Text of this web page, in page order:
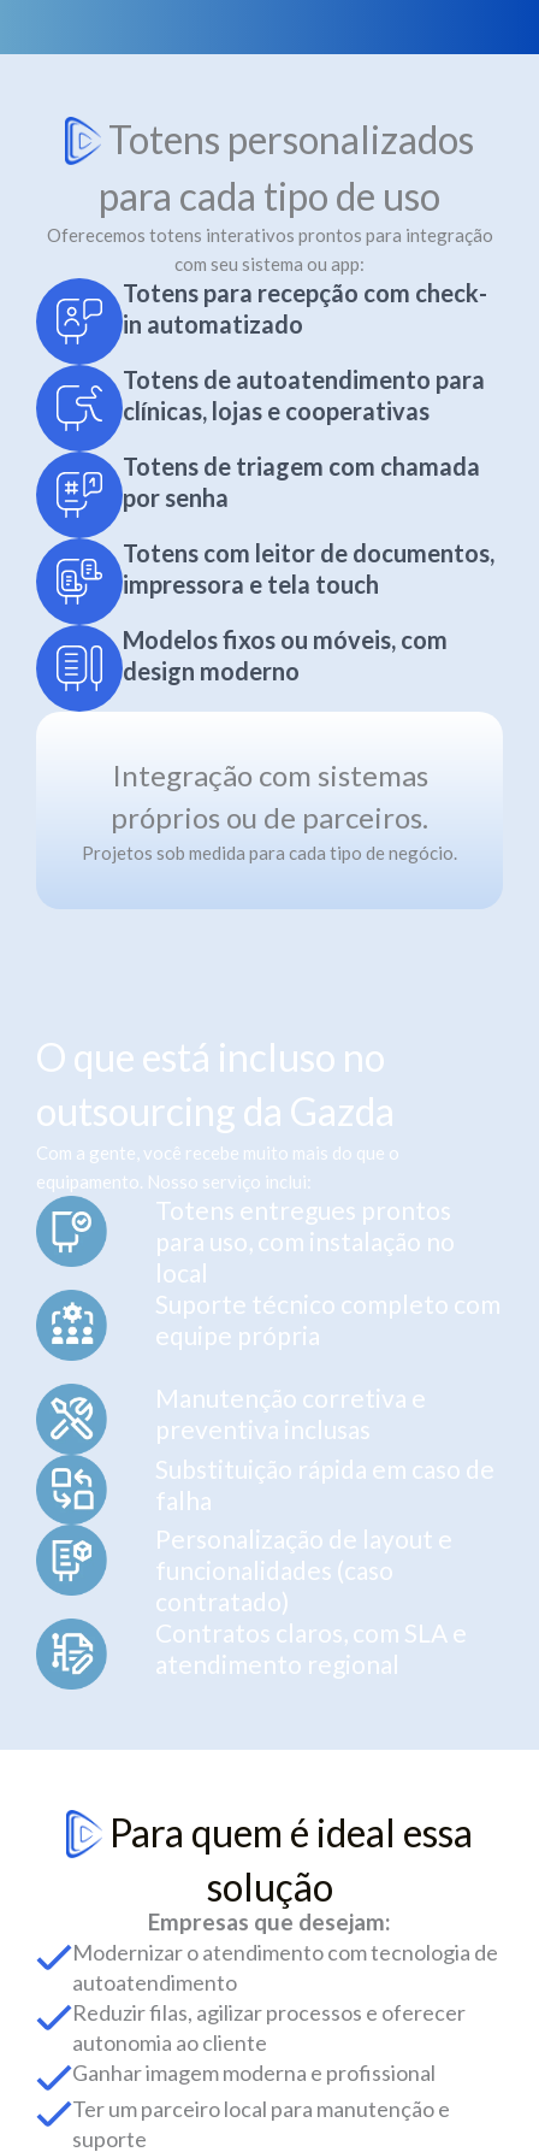
Totens personalizados
para cada tipo de uso
Oferecemos totens interativos prontos para integração
com seu sistema ou app:
Totens para recepção com check-
in automatizado
Totens de autoatendimento para
clínicas, lojas e cooperativas
Totens de triagem com chamada
por senha
Totens com leitor de documentos,
impressora e tela touch
Modelos fixos ou móveis, com
design moderno
Integração com sistemas
próprios ou de parceiros.
Projetos sob medida para cada tipo de negócio.
O que está incluso no
outsourcing da Gazda
Com a gente, você recebe muito mais do que o
equipamento. Nosso serviço inclui:
Totens entregues prontos
para uso, com instalação no
local
Suporte técnico completo com
equipe própria
Manutenção corretiva e
preventiva inclusas
Substituição rápida em caso de
falha
Personalização de layout e
funcionalidades (caso
contratado)
Contratos claros, com SLA e
atendimento regional
Para quem é ideal essa
solução
Empresas que desejam:
Modernizar o atendimento com tecnologia de
autoatendimento
Reduzir filas, agilizar processos e oferecer
autonomia ao cliente
Ganhar imagem moderna e profissional
Ter um parceiro local para manutenção e
suporte